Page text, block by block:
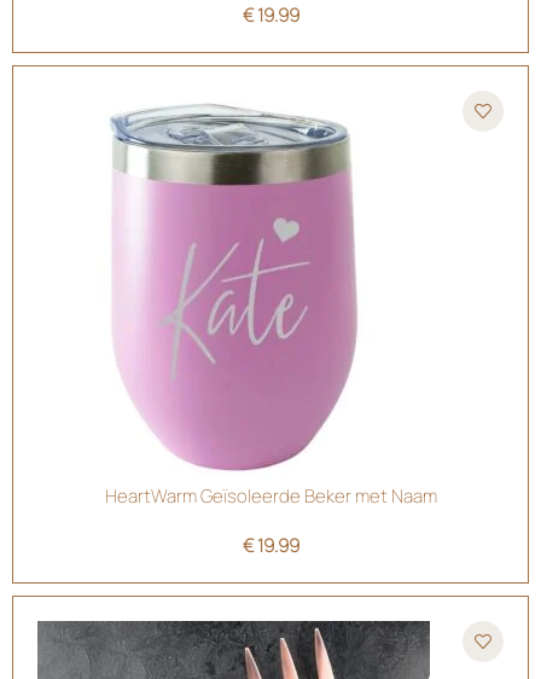
€19.99
HeartWarm Geïsoleerde Beker met Naam
€19.99